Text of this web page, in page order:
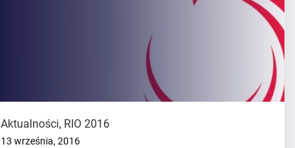
Aktualności, RIO 2016
13 września, 2016